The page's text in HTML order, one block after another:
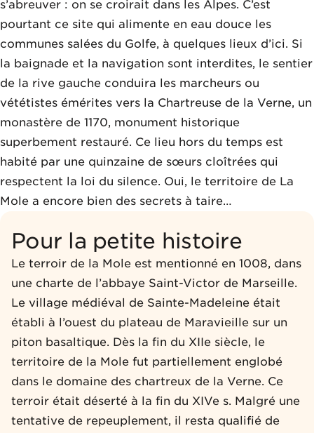
s’abreuver : on se croirait dans les Alpes. C’est
pourtant ce site qui alimente en eau douce les
communes salées du Golfe, à quelques lieux d’ici. Si
la baignade et la navigation sont interdites, le sentier
de la rive gauche conduira les marcheurs ou
vététistes émérites vers la Chartreuse de la Verne, un
monastère de 1170, monument historique
superbement restauré. Ce lieu hors du temps est
habité par une quinzaine de sœurs cloîtrées qui
respectent la loi du silence. Oui, le territoire de La
Mole a encore bien des secrets à taire…
Pour la petite histoire
Le terroir de la Mole est mentionné en 1008, dans
une charte de l’abbaye Saint-Victor de Mar­seille.
Le village médiéval de Sainte-Madeleine était
établi à l’ouest du plateau de Maravieille sur un
piton basaltique. Dès la fin du XIIe siècle, le
territoire de la Mole fut partiellement englobé
dans le domaine des char­treux de la Verne. Ce
terroir était déserté à la fin du XIVe s. Malgré une
tentative de repeuplement, il resta qualifié de